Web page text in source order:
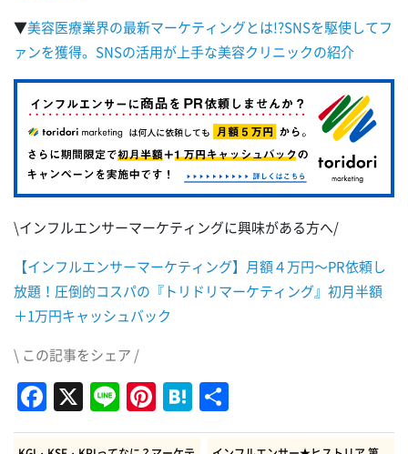
▼美容医療業界の最新マーケティングとは!?SNSを駆使してフ
ァンを獲得。SNSの活用が上手な美容クリニックの紹介
\インフルエンサーマーケティングに興味がある方へ/
【インフルエンサーマーケティング】月額４万円～PR依頼し
放題！圧倒的コスパの『トリドリマーケティング』初月半額
＋1万円キャッシュバック
\ この記事をシェア /
Facebook
X LinePinterest
Hatena
有